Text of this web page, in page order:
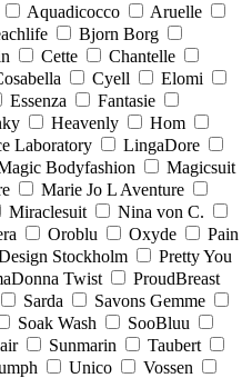
Aquadicocco
Aruelle
Bjorn Borg
Cette
Chantelle
Cyell
Elomi
Essenza
Fantasie
Heavenly
Hom
Laboratory
LingaDore
Bodyfashion
Magicsuit
Marie Jo L Aventure
Miraclesuit
Nina von C.
Oroblu Oxyde
Pain
Stockholm
Pretty You
Twist
ProudBreast
Sarda
Savons Gemme
Soak Wash
SooBluu
Sunmarin
Taubert
Unico
Vossen